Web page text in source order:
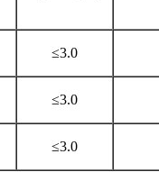
≤3.0
≤3.0
≤3.0